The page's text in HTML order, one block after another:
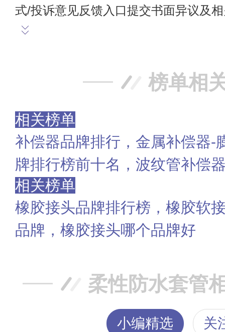
式/投诉意见反馈入口提交书面异议及
榜单相
相关榜单
补偿器品牌排行，金属补偿器-
牌排行榜前十名，波纹管补偿
相关榜单
橡胶接头品牌排行榜，橡胶软
品牌，橡胶接头哪个品牌好
柔性防水套管
小编精选 关